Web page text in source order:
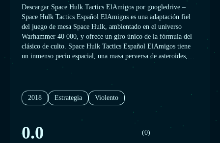
Descargar Space Hulk Tactics ElAmigos por googledrive –
Space Hulk Tactics Español ElAmigos es una adaptación fiel
del juego de mesa Space Hulk, ambientado en el universo
Warhammer 40 000, y ofrece un giro único de la fórmula del
clásico de culto. Space Hulk Tactics Español ElAmigos tiene
un inmenso pecio espacial, una masa perversa de asteroides,
naves estelares destruidas y escombros, será el escenario de
escuadra de Marines Espaciales exterminadores o como los
letales alienígenas genestealers. ¿De qué bando estás?
2018 Estrategia Violento
0.0 (0)